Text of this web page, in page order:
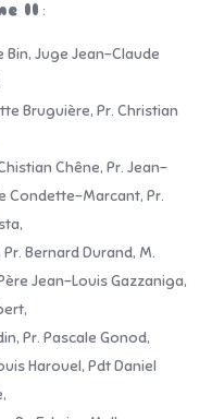
II :
Bin, Juge Jean-Claude
Bruguière, Pr. Christian
Chêne, Pr. Jean-
Condette-Marcant, Pr.
Bernard Durand, M.
Jean-Louis Gazzaniga,
Pr. Pascale Gonod,
Harouel, Pdt Daniel